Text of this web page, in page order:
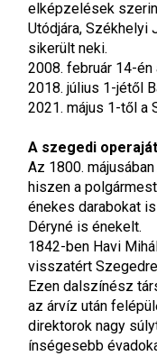
elképzelések
Utódjára,
sikerült neki.
2008. február 14-
2018. július 1-jétől
2021. május 1-től a
A szegedi
Az 1800.
hiszen a
énekes darabokat
Déryné is énekelt.
1842-ben Havi
visszatért
Ezen dalszínész
az árvíz után
direktorok nagy
ínségesebb